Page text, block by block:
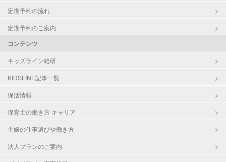
定期予約の流れ
定期予約のご案内
コンテンツ
キッズライン総研
KIDSLINE記事一覧
保活情報
保育士の働き方 キャリア
主婦の仕事選びや働き方
法人プランのご案内